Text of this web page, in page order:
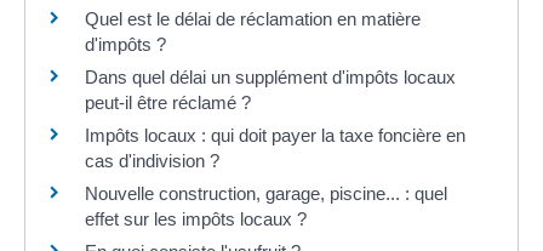
Quel est le délai de réclamation en matière
d'impôts ?
Dans quel délai un supplément d'impôts locaux
peut-il être réclamé ?
Impôts locaux : qui doit payer la taxe foncière en
cas d'indivision ?
Nouvelle construction, garage, piscine... : quel
effet sur les impôts locaux ?